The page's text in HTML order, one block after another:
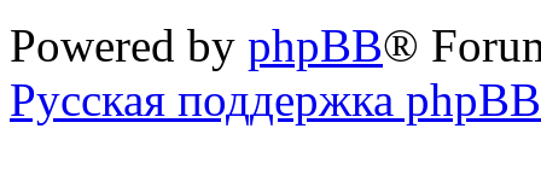
Powered by phpBB®
Русская поддержка phpBB